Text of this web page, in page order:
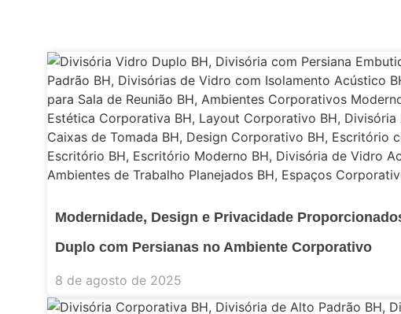
Modernidade, Design e Privacidade
Duplo com Persianas no Ambiente Corporativo
8 de agosto de 2025